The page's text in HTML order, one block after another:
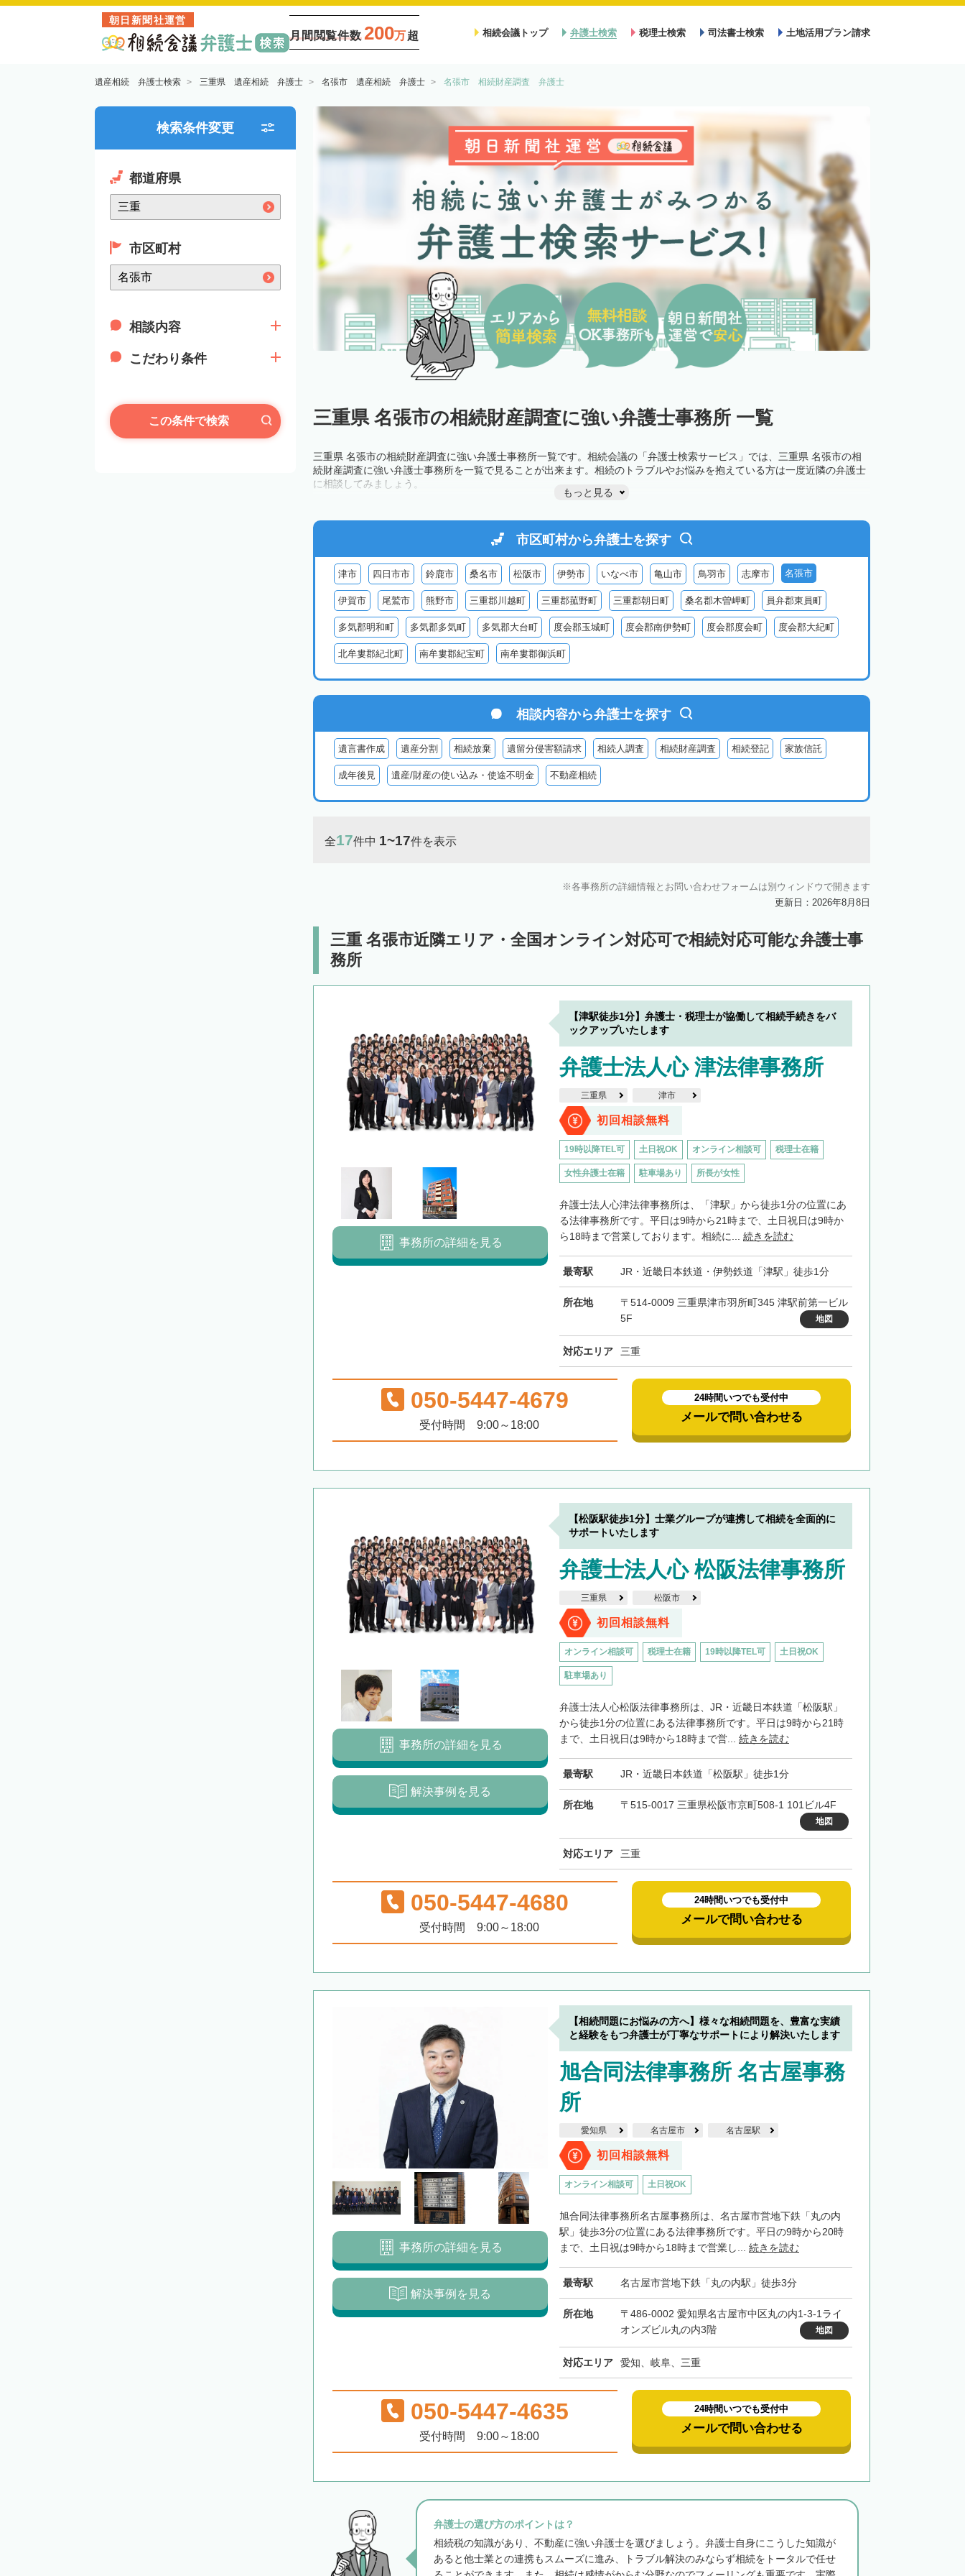
朝日新聞社運営
月間閲覧件数 200万超 相続会議トップ 弁護士検索 税理士検索 司法書士検索 土地活用プラン請求
遺産相続 弁護士検索 三重県 遺産相続 弁護士 名張市 遺産相続 弁護士 名張市 相続財産調査 弁護士
検索条件変更
都道府県
市区町村
相談内容
こだわり条件
この条件で検索 三重県 名張市の相続財産調査に強い弁護士事務所 一覧
三重県 名張市の相続財産調査に強い弁護士事務所一覧です。相続会議の「弁護士検索サービス」では、三重県 名張市の相
続財産調査に強い弁護士事務所を一覧で見ることが出来ます。相続のトラブルやお悩みを抱えている方は一度近隣の弁護士
に相談してみましょう。
もっと見る
市区町村から弁護士を探す
津市 四日市市 鈴鹿市 桑名市 松阪市 伊勢市 いなべ市 亀山市 鳥羽市 志摩市 名張市
伊賀市 尾鷲市 熊野市 三重郡川越町 三重郡菰野町 三重郡朝日町 桑名郡木曽岬町 員弁郡東員町
多気郡明和町 多気郡多気町 多気郡大台町 度会郡玉城町 度会郡南伊勢町 度会郡度会町 度会郡大紀町
北牟婁郡紀北町 南牟婁郡紀宝町 南牟婁郡御浜町
相談内容から弁護士を探す
遺言書作成 遺産分割 相続放棄 遺留分侵害額請求 相続人調査 相続財産調査 相続登記 家族信託
成年後見 遺産/財産の使い込み・使途不明金 不動産相続
全17件中 1~17件を表示
各事務所の詳細情報とお問い合わせフォームは別ウィンドウで開きます
更新日：2026年8月8日
三重 名張市近隣エリア・全国オンライン対応可で相続対応可能な弁護士事
務所
【津駅徒歩1分】弁護士・税理士が協働して相続手続きをバ
ックアップいたします
弁護士法人心 津法律事務所
三重県 津市
初回相談無料
19時以降TEL可 土日祝OK オンライン相談可 税理士在籍
女性弁護士在籍 駐車場あり 所長が女性
弁護士法人心津法律事務所は、「津駅」から徒歩1分の位置にあ
る法律事務所です。平日は9時から21時まで、土日祝日は9時か
ら18時まで営業しております。相続に... 続きを読む
最寄駅 JR・近畿日本鉄道・伊勢鉄道「津駅」徒歩1分
所在地
〒514-0009 三重県津市羽所町345 津駅前第一ビル
5F
地図
対応エリア 三重
事務所の詳細を見る
050-5447-4679
受付時間 9:00～18:00
24時間いつでも受付中
メールで問い合わせる
【松阪駅徒歩1分】士業グループが連携して相続を全面的に
サポートいたします
弁護士法人心 松阪法律事務所
三重県 松阪市
初回相談無料
オンライン相談可 税理士在籍 19時以降TEL可 土日祝OK
駐車場あり
弁護士法人心松阪法律事務所は、JR・近畿日本鉄道「松阪駅」
から徒歩1分の位置にある法律事務所です。平日は9時から21時
まで、土日祝日は9時から18時まで営... 続きを読む
最寄駅 JR・近畿日本鉄道「松阪駅」徒歩1分
所在地 〒515-0017 三重県松阪市京町508-1 101ビル4F
地図
対応エリア 三重
事務所の詳細を見る
解決事例を見る
050-5447-4680
受付時間 9:00～18:00
24時間いつでも受付中
メールで問い合わせる
【相続問題にお悩みの方へ】様々な相続問題を、豊富な実績
と経験をもつ弁護士が丁寧なサポートにより解決いたします
旭合同法律事務所 名古屋事務
所
愛知県 名古屋市 名古屋駅
初回相談無料
オンライン相談可 土日祝OK
旭合同法律事務所名古屋事務所は、名古屋市営地下鉄「丸の内
駅」徒歩3分の位置にある法律事務所です。平日の9時から20時
まで、土日祝は9時から18時まで営業し... 続きを読む
最寄駅 名古屋市営地下鉄「丸の内駅」徒歩3分
所在地
〒486-0002 愛知県名古屋市中区丸の内1-3-1ライ
オンズビル丸の内3階
地図
対応エリア 愛知、岐阜、三重
事務所の詳細を見る
解決事例を見る
050-5447-4635
受付時間 9:00～18:00
24時間いつでも受付中
メールで問い合わせる
弁護士の選び方のポイントは？
相続税の知識があり、不動産に強い弁護士を選びましょう。弁護士自身にこうした知識が
あると他士業との連携もスムーズに進み、トラブル解決のみならず相続をトータルで任せ